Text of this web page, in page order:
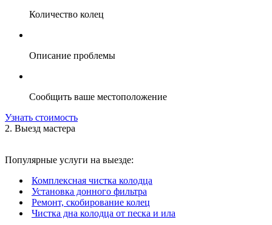
Количество колец
Описание проблемы
Сообщить ваше местоположение
Узнать стоимость
2. Выезд мастера
Популярные услуги на выезде:
Комплексная чистка колодца
Установка донного фильтра
Ремонт, скобирование колец
Чистка дна колодца от песка и ила